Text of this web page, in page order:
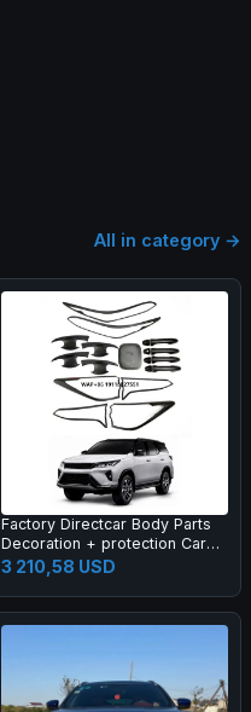
All in category →
Factory Directcar Body Parts
Decoration + protection Car
Body Parts Car Accessories
3 210,58 USD